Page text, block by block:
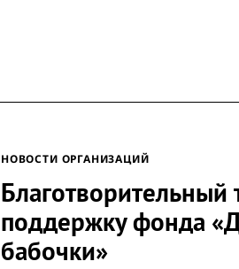
НОВОСТИ ОРГАНИЗАЦИЙ
Благотворительный
поддержку фонда
бабочки»